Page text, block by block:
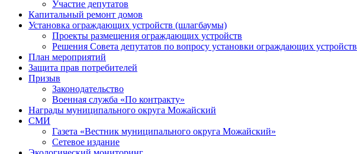
Участие депутатов
Капитальный ремонт домов
Установка ограждающих устройств (шлагбаумы)
Проекты размещения ограждающих устройств
Решения Совета депутатов по вопросу установки ограждающих устройств
План мероприятий
Защита прав потребителей
Призыв
Законодательство
Военная служба «По контракту»
Награды муниципального округа Можайский
СМИ
Газета «Вестник муниципального округа Можайский»
Сетевое издание